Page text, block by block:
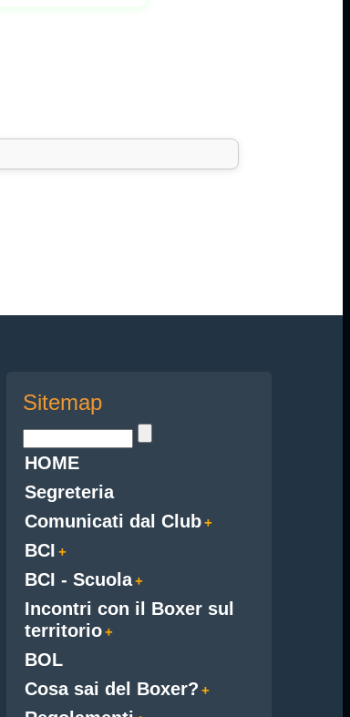
Sitemap
HOME
Segreteria
Comunicati dal Club
BCI
BCI - Scuola
Incontri con il Boxer sul
territorio
BOL
Cosa sai del Boxer?